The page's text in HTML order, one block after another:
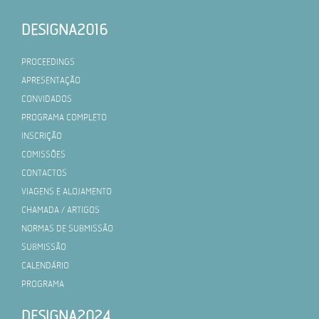
DESIGNA2016
PROCEEDINGS
APRESENTAÇÃO
CONVIDADOS
PROGRAMA COMPLETO
INSCRIÇÃO
COMISSÕES
CONTACTOS
VIAGENS E ALOJAMENTO
CHAMADA / ARTIGOS
NORMAS DE SUBMISSÃO
SUBMISSÃO
CALENDÁRIO
PROGRAMA